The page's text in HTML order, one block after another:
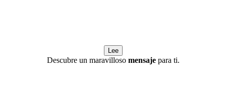
Lee
Descubre un maravilloso mensajepara ti.